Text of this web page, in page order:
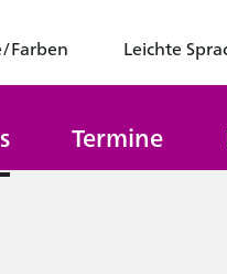
Farben Leichte
Termine